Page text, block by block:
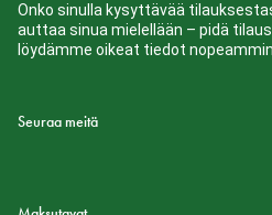
Onko sinulla kysyttävää
auttaa sinua mielellään – pidä
löydämme oikeat tiedot
Seuraa meitä